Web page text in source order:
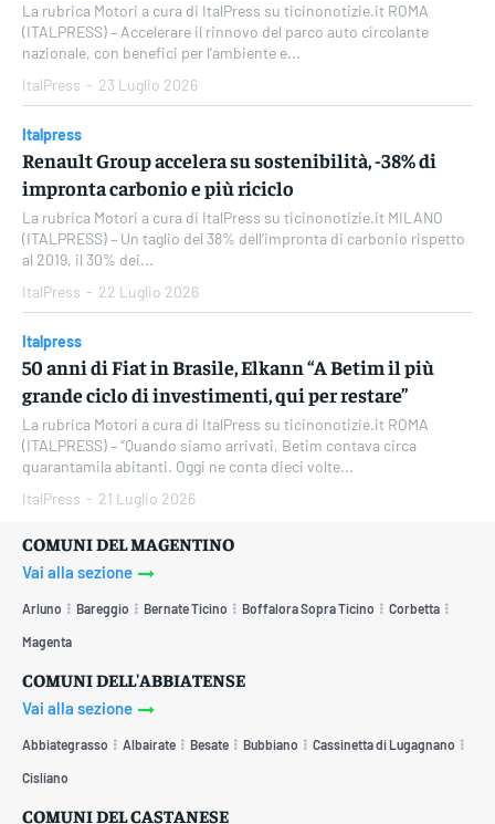
La rubrica Motori a cura di ItalPress su ticinonotizie.it ROMA
(ITALPRESS) – Accelerare il rinnovo del parco auto circolante
nazionale, con benefici per l’ambiente e...
ItalPress - 23 Luglio 2026
Italpress
Renault Group accelera su sostenibilità, -38% di
impronta carbonio e più riciclo
La rubrica Motori a cura di ItalPress su ticinonotizie.it MILANO
(ITALPRESS) – Un taglio del 38% dell’impronta di carbonio rispetto
al 2019, il 30% dei...
ItalPress - 22 Luglio 2026
Italpress
50 anni di Fiat in Brasile, Elkann “A Betim il più
grande ciclo di investimenti, qui per restare”
La rubrica Motori a cura di ItalPress su ticinonotizie.it ROMA
(ITALPRESS) – “Quando siamo arrivati, Betim contava circa
quarantamila abitanti. Oggi ne conta dieci volte...
ItalPress - 21 Luglio 2026
COMUNI DEL MAGENTINO
Vai alla sezione
Arluno Bareggio Bernate Ticino Boffalora Sopra Ticino Corbetta
Magenta
COMUNI DELL'ABBIATENSE
Vai alla sezione
Abbiategrasso Albairate Besate Bubbiano Cassinetta di Lugagnano
Cisliano
COMUNI DEL CASTANESE